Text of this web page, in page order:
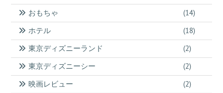
おもちゃ
(14)
ホテル
(18)
東京ディズニーランド
(2)
東京ディズニーシー
(2)
映画レビュー
(2)